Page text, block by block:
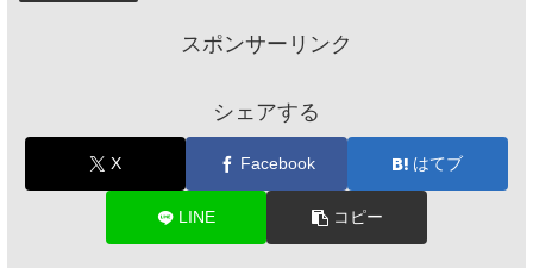
スポンサーリンク
シェアする
X Facebook はてブ
LINE コピー